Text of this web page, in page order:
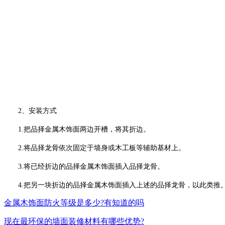
2 、安装方式
1. 把品择金属木饰面两边开槽，将其折边。
2. 将品择龙骨依次固定于墙身或木工板等辅助基材上。
3. 将已经折边的品择金属木饰面插入品择龙骨。
4. 把另一块折边的品择金属木饰面插入上述的品择龙骨，以此类推
金属木饰面防火等级是多少?有知道的吗
现在最环保的墙面装修材料有哪些优势?